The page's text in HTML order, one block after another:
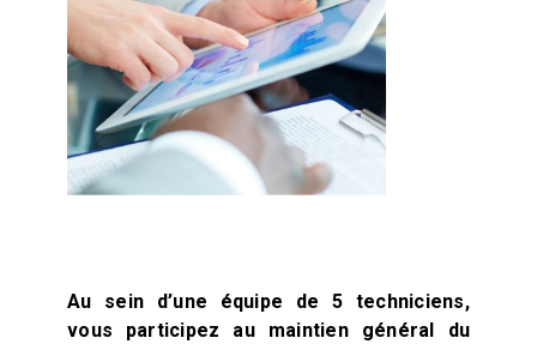
Au sein d’une équipe de 5 techniciens,
vous participez au maintien général du